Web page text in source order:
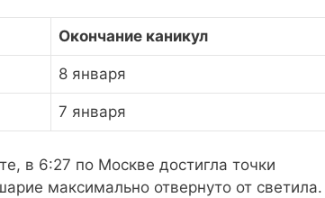
Окончание каникул
8 января
7 января
в 6:27 по Москве достигла точки
максимально отвернуто от светила.